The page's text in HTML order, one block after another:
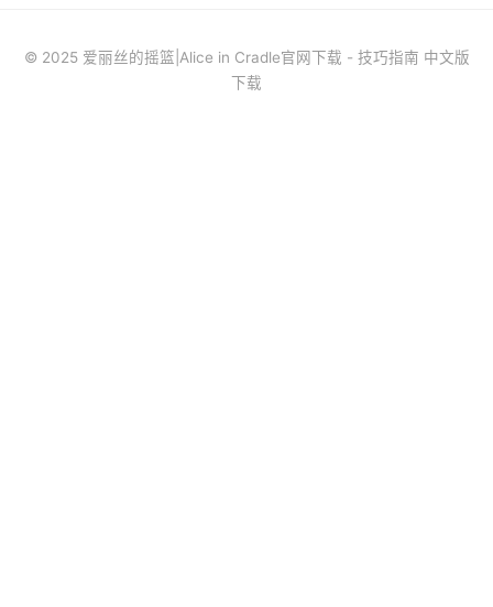
© 2025 爱丽丝的摇篮|Alice in Cradle官网下载 - 技巧指南 中文版
下载